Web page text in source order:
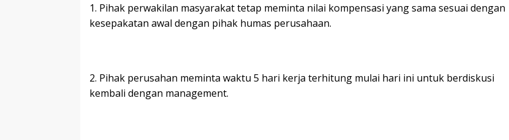
1. Pihak perwakilan masyarakat tetap meminta nilai kompensasi yang sama sesuai dengan
kesepakatan awal dengan pihak humas perusahaan.
2. Pihak perusahan meminta waktu 5 hari kerja terhitung mulai hari ini untuk berdiskusi
kembali dengan management.